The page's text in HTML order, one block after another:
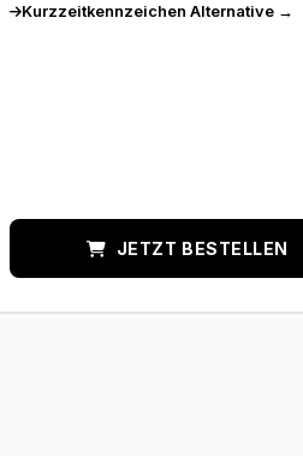
Kurzzeitkennzeichen Alternative →
JETZT BESTELLEN